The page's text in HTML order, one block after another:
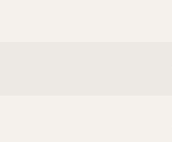
lagere energiekosten. De